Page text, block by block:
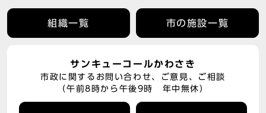
組織一覧 市の施設一覧
サンキューコールかわさき
市政に関するお問い合わせ、ご意見、ご相談
（午前8時から午後9時 年中無休）